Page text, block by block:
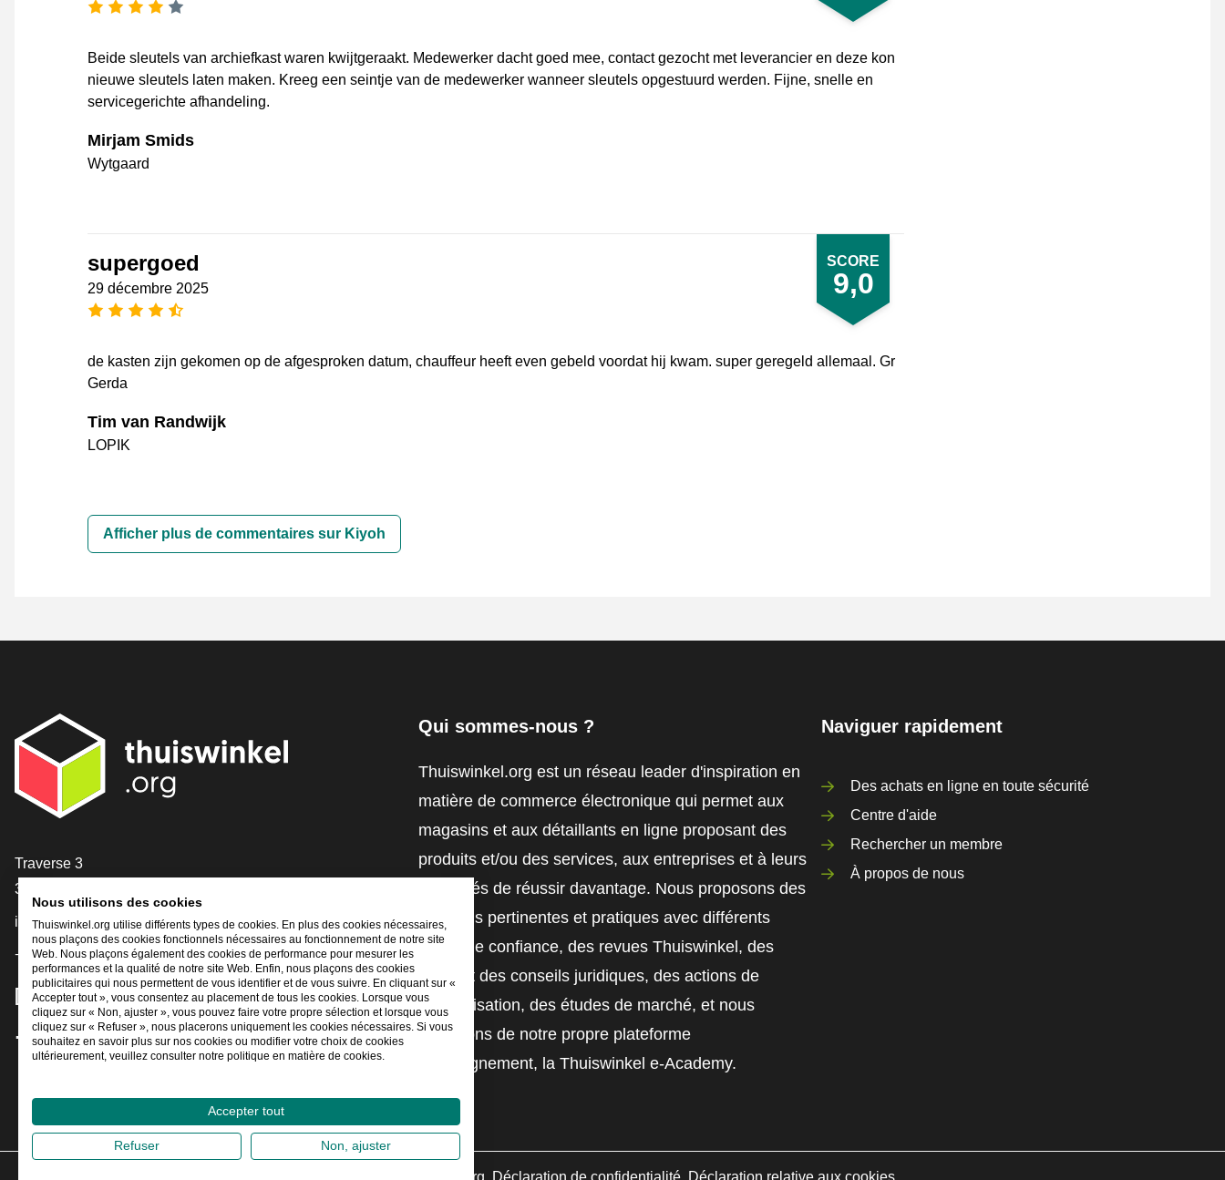
Beide sleutels van archiefkast waren kwijtgeraakt. Medewerker dacht goed mee, contact gezocht met leverancier en deze kon
nieuwe sleutels laten maken. Kreeg een seintje van de medewerker wanneer sleutels opgestuurd werden. Fijne, snelle en
servicegerichte afhandeling.
Mirjam Smids
Wytgaard
SCORE
9,0
supergoed
29 décembre 2025
[_General:NumberOfStarsPluralFormat]
de kasten zijn gekomen op de afgesproken datum, chauffeur heeft even gebeld voordat hij kwam. super geregeld allemaal. Gr
Gerda
Tim van Randwijk
LOPIK
Afficher plus de commentaires sur Kiyoh
[_General:Contact]
Traverse 3
3905 NL Veenendaal
info@thuiswinkel.org
+31 (0)318 64 85 75
[_General:SocialMediaTitle]
Facebook
X LinkedIn
Instagram
YouTube
Qui sommes-nous ?
Thuiswinkel.org est un réseau leader d'inspiration en
matière de commerce électronique qui permet aux
magasins et aux détaillants en ligne proposant des
produits et/ou des services, aux entreprises et à leurs
employés de réussir davantage. Nous proposons des
solutions pertinentes et pratiques avec différents
labels de confiance, des revues Thuiswinkel, des
outils et des conseils juridiques, des actions de
sensibilisation, des études de marché, et nous
disposons de notre propre plateforme
d'enseignement, la Thuiswinkel e-Academy.
Naviguer rapidement
Des achats en ligne en toute sécurité
Centre d'aide
Rechercher un membre
À propos de nous
Thuiswinkel.org Déclaration de confidentialité Déclaration relative aux cookies
Nous utilisons des cookies
Thuiswinkel.org utilise différents types de cookies. En plus des cookies nécessaires,
nous plaçons des cookies fonctionnels nécessaires au fonctionnement de notre site
Web. Nous plaçons également des cookies de performance pour mesurer les
performances et la qualité de notre site Web. Enfin, nous plaçons des cookies
publicitaires qui nous permettent de vous identifier et de vous suivre. En cliquant sur «
Accepter tout », vous consentez au placement de tous les cookies. Lorsque vous
cliquez sur « Non, ajuster », vous pouvez faire votre propre sélection et lorsque vous
cliquez sur « Refuser », nous placerons uniquement les cookies nécessaires. Si vous
souhaitez en savoir plus sur nos cookies ou modifier votre choix de cookies
ultérieurement, veuillez consulter notre politique en matière de cookies.
Accepter tout
Refuser Non, ajuster